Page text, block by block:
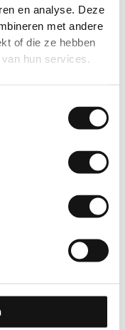
en analyse. Deze
met andere
of die ze hebben
hun services.
Interieurfolie